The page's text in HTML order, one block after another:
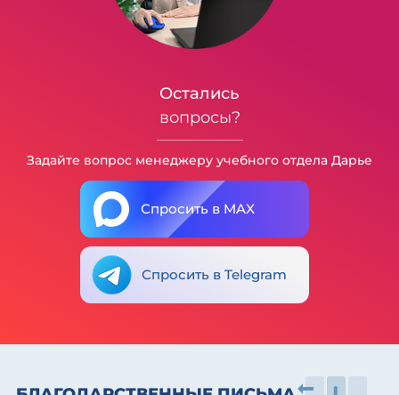
Остались
вопросы?
Задайте вопрос менеджеру учебного отдела Дарье
Спросить в MAX
Спросить в Telegram